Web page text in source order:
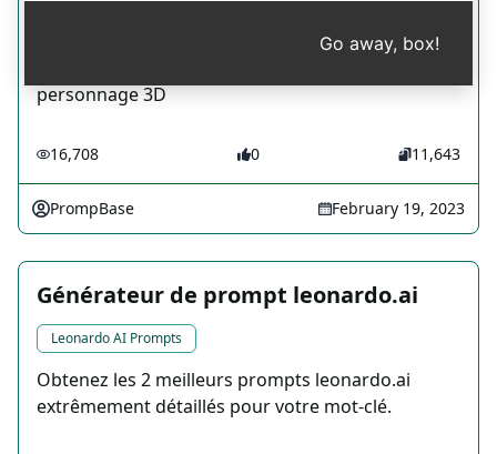
personnage 3D
16,708 0 11,643
PrompBase February 19, 2023
Générateur de prompt leonardo.ai
Leonardo AI Prompts
Obtenez les 2 meilleurs prompts leonardo.ai
extrêmement détaillés pour votre mot-clé.
Go away, box!